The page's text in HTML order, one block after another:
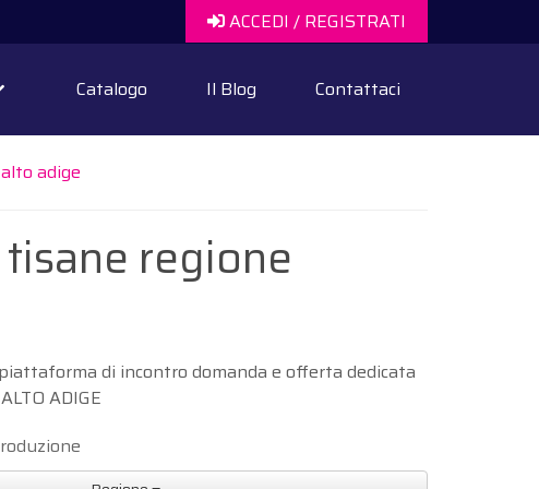
ACCEDI / REGISTRATI
Catalogo Il Blog Contattaci
adige
regione
di incontro domanda e offerta dedicata
ADIGE